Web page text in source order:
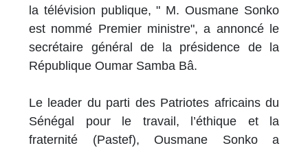
la télévision publique, " M. Ousmane Sonko
est nommé Premier ministre", a annoncé le
secrétaire général de la présidence de la
République Oumar Samba Bâ.
Le leader du parti des Patriotes africains du
Sénégal pour le travail, l’éthique et la
fraternité (Pastef), Ousmane Sonko a